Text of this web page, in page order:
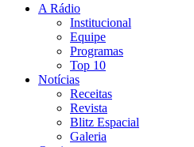
A Rádio
Institucional
Equipe
Programas
Top 10
Notícias
Receitas
Revista
Blitz Espacial
Galeria